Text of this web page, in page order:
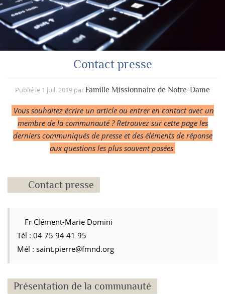
Contact presse
Publié le 1 juil. 2019 parFamille Missionnaire de Notre-Dame
Vous souhaitez écrire un article ou entrer en contact avec un
membre de la communauté ? Retrouvez sur cette page les
derniers communiqués de presse et des éléments de réponse
aux questions les plus souvent posées
Contact presse
Fr Clément-Marie Domini
Tél : 04 75 94 41 95
Mél : saint.pierre@fmnd.org
Présentation de la communauté